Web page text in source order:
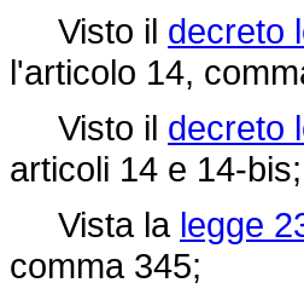
Visto il decreto
l'articolo 14,
Visto il decreto
articoli 14 e 14-bis;
Vista la legge
comma 345;